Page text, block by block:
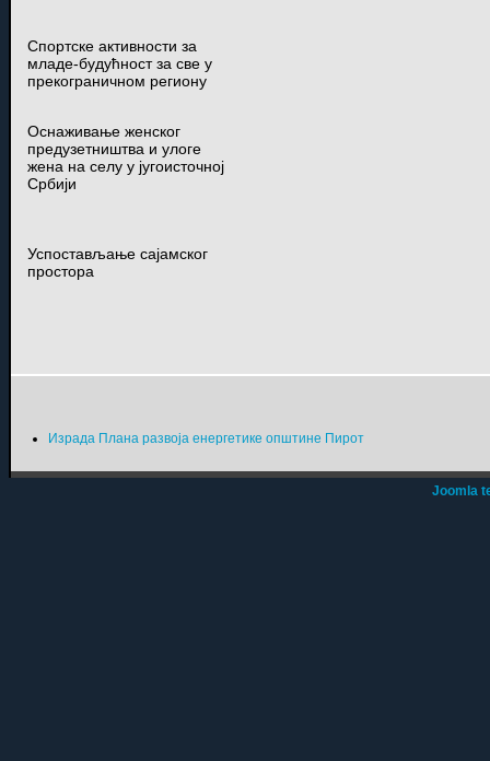
Спортске активности за
младе-будућност за све у
прекограничном региону
Оснаживање женског
предузетништва и улоге
жена на селу у југоисточној
Србији
Успостављање сајамског
простора
Израда Плана развоја енергетике општине Пирот
Joomla